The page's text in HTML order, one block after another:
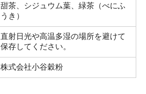
甜茶、シジュウム葉、緑茶（べにふ
うき）
直射日光や高温多湿の場所を避けて
保存してください。
株式会社小谷穀粉